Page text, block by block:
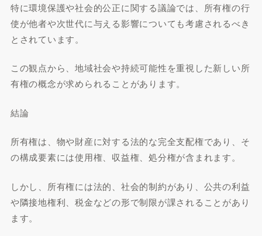
特に環境保護や社会的公正に関する議論では、所有権の行
使が他者や次世代に与える影響についても考慮されるべき
とされています。
この観点から、地域社会や持続可能性を重視した新しい所
有権の概念が求められることがあります。
結論
所有権は、物や財産に対する法的な完全支配権であり、そ
の構成要素には使用権、収益権、処分権が含まれます。
しかし、所有権には法的、社会的制約があり、公共の利益
や隣接地権利、税金などの形で制限が課されることがあり
ます。